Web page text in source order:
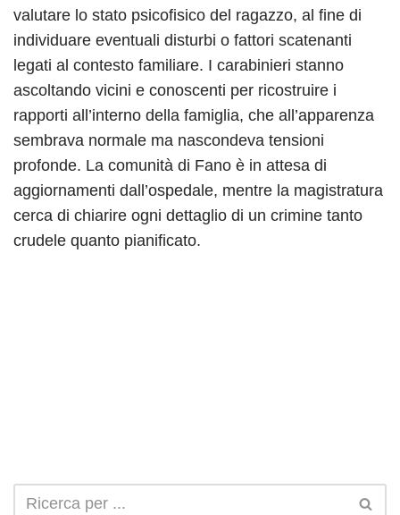
valutare lo stato psicofisico del ragazzo, al fine di
individuare eventuali disturbi o fattori scatenanti
legati al contesto familiare. I carabinieri stanno
ascoltando vicini e conoscenti per ricostruire i
rapporti all’interno della famiglia, che all’apparenza
sembrava normale ma nascondeva tensioni
profonde. La comunità di Fano è in attesa di
aggiornamenti dall’ospedale, mentre la magistratura
cerca di chiarire ogni dettaglio di un crimine tanto
crudele quanto pianificato.